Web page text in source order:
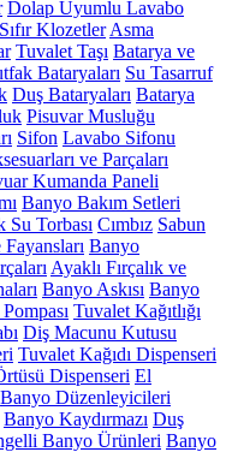
Dolap Uyumlu Lavabo
Klozetler Asma
Tuvalet Taşı Batarya ve
Bataryaları Su Tasarruf
Duş Bataryaları Batarya
Pisuvar Musluğu
Sifon Lavabo Sifonu
ve Parçaları
Kumanda Paneli
Banyo Bakım Setleri
Su Torbası Cımbız Sabun
Banyo
Ayaklı Fırçalık ve
Banyo Askısı Banyo
Tuvalet Kağıtlığı
Diş Macunu Kutusu
Tuvalet Kağıdı Dispenseri
Dispenseri El
Banyo Düzenleyicileri
Banyo Kaydırmazı Duş
Banyo Ürünleri Banyo